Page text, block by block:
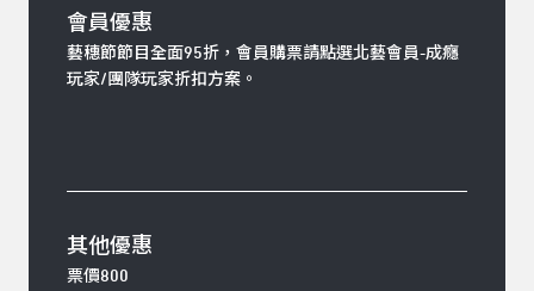
會員優惠
藝穗節節目全面95折，會員購票請點選北藝會員-成癮
玩家/團隊玩家折扣方案。
其他優惠
票價800